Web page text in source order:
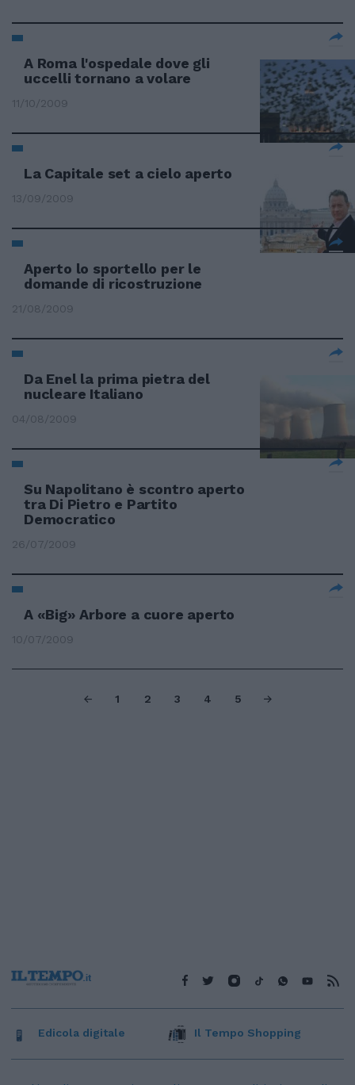
A Roma l'ospedale dove gli
uccelli tornano a volare
11/10/2009
La Capitale set a cielo aperto
13/09/2009
Aperto lo sportello per le
domande di ricostruzione
21/08/2009
Da Enel la prima pietra del
nucleare Italiano
04/08/2009
Su Napolitano è scontro aperto
tra Di Pietro e Partito
Democratico
26/07/2009
A «Big» Arbore a cuore aperto
10/07/2009
1 2 3 4 5
Edicola digitale Il Tempo Shopping